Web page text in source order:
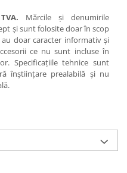
Mărcile şi denumirile
şi sunt folosite doar în scop
doar caracter informativ şi
ce nu sunt incluse în
Specificaţiile tehnice sunt
înştiinţare prealabilă şi nu